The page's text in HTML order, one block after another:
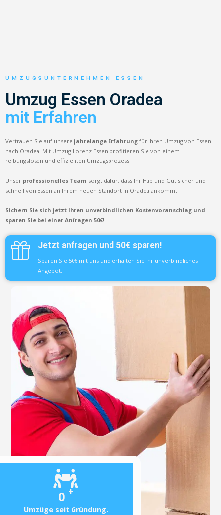
0 +
Umzüge seit Gründung.
UMZUGSUNTERNEHMEN ESSEN
Umzug Essen Oradea
mit Erfahren
Vertrauen Sie auf unsere jahrelange Erfahrung für Ihren Umzug von Essen
nach Oradea. Mit Umzug Lorenz Essen profitieren Sie von einem
reibungslosen und effizienten Umzugsprozess.
Unser professionelles Team sorgt dafür, dass Ihr Hab und Gut sicher und
schnell von Essen an Ihrem neuen Standort in Oradea ankommt.
Sichern Sie sich jetzt Ihren unverbindlichen Kostenvoranschlag und
sparen Sie bei einer Anfragen 50€!
Jetzt anfragen und 50€ sparen!
Sparen Sie 50€ mit uns und erhalten Sie Ihr unverbindliches
Angebot.